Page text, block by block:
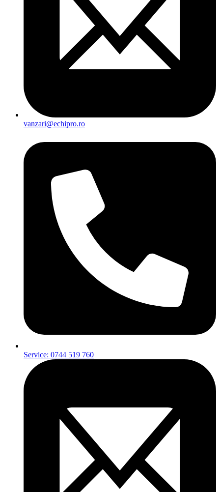
vanzari@echipro.ro
Service: 0744 519 760